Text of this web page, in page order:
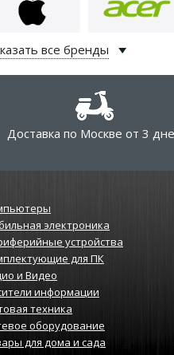
все бренды
Доставка по Москве от 3
электроника
устройства
для ПК
и Видео
информации
техника
оборудование
для дома и сада